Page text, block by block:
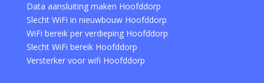
Data aansluiting maken Hoofddorp
Slecht WiFi in nieuwbouw Hoofddorp
WiFi bereik per verdieping Hoofddorp
Slecht WiFi bereik Hoofddorp
Versterker voor wifi Hoofddorp